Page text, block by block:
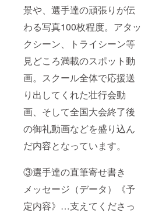
景や、選手達の頑張りが伝
わる写真100枚程度。アタッ
クシーン、トライシーン等
見どころ満載のスポット動
画。スクール全体で応援送
り出してくれた壮行会動
画、そして全国大会終了後
の御礼動画などを盛り込ん
だ内容となっています。
③選手達の直筆寄せ書き
メッセージ（データ）《予
定内容》…支えてくださっ